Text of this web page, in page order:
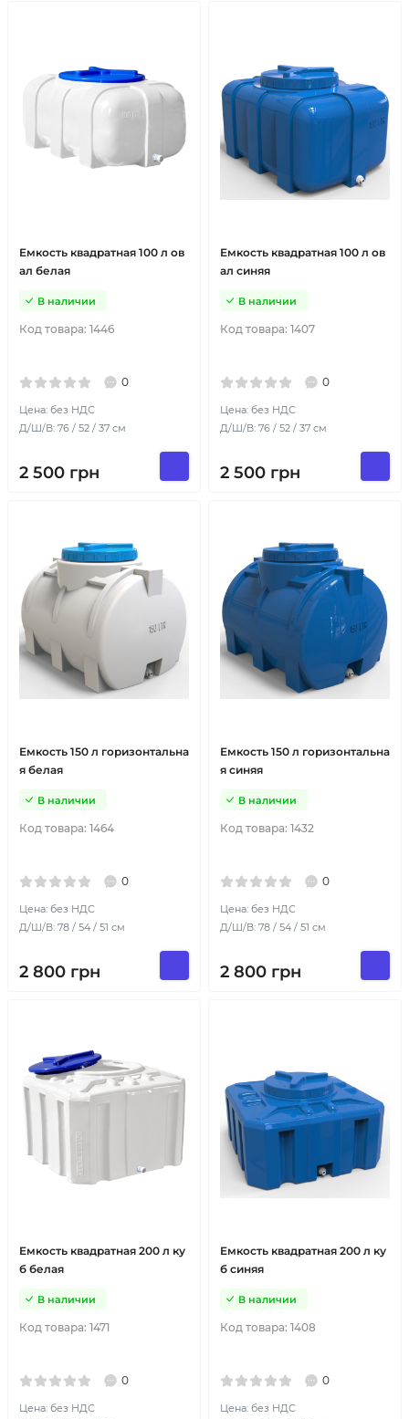
Емкость квадратная 100 л ов
ал белая
Код товара: 1446
В наличии
0
Цена: без НДС
Д/Ш/В: 76 / 52 / 37 см
2 500 грн
Емкость квадратная 100 л ов
ал синяя
Код товара: 1407
В наличии
0
Цена: без НДС
Д/Ш/В: 76 / 52 / 37 см
2 500 грн
Емкость 150 л горизонтальна
я белая
Код товара: 1464
В наличии
0
Цена: без НДС
Д/Ш/В: 78 / 54 / 51 см
2 800 грн
Емкость 150 л горизонтальна
я синяя
Код товара: 1432
В наличии
0
Цена: без НДС
Д/Ш/В: 78 / 54 / 51 см
2 800 грн
Емкость квадратная 200 л ку
б белая
Код товара: 1471
В наличии
0
Цена: без НДС
Емкость квадратная 200 л ку
б синяя
Код товара: 1408
В наличии
0
Цена: без НДС